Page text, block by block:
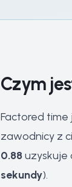
Czym
Factored time
zawodnicy z
0.88uzyskuje
sekundy).